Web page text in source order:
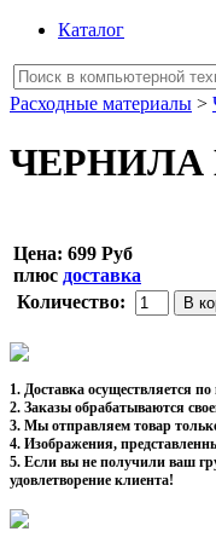
Каталог
Расходные материалы >
ЧЕРНИЛА
Цена: 699 Руб
плюс доставка
Количество:
1. Доставка осуществляется по
2. Заказы обрабатываются
3. Мы отправляем товар
4. Изображения,
5. Если вы не получили ваш
удовлетворение клиента!